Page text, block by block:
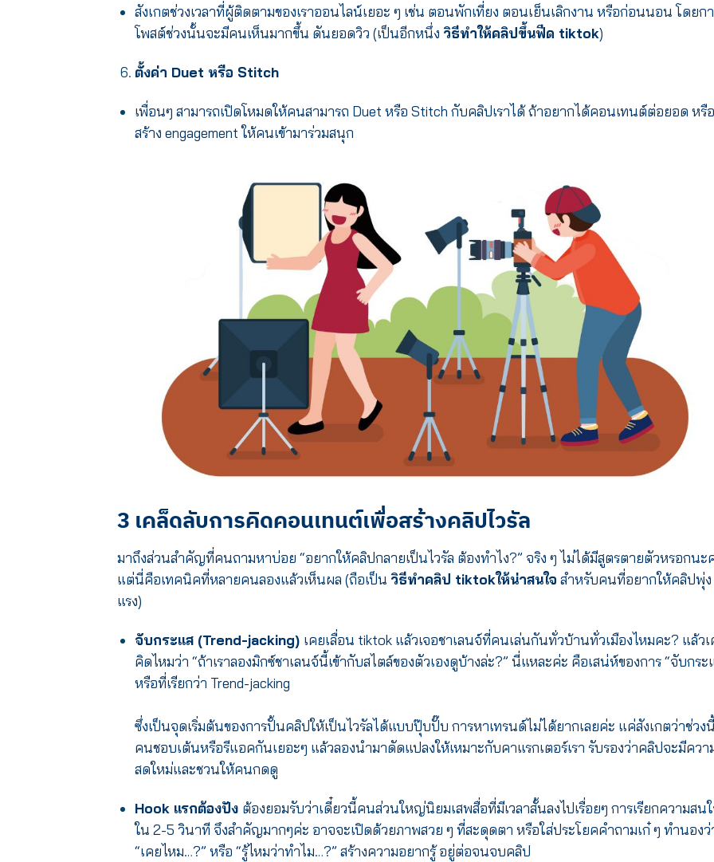
สังเกตช่วงเวลาที่ผู้ติดตามของเราออนไลน์เยอะ ๆ เช่น ตอนพักเที่ยง ตอนเย็นเลิกงาน หรือก่อนนอน โดยก
โพสต์ช่วงนั้นจะมีคนเห็นมากขึ้น ดันยอดวิว (เป็นอีกหนึ่ง วิธีทําให้คลิปขึ้นฟีด tiktok)
ตั้งค่า Duet หรือ Stitch
เพื่อนๆ สามารถเปิดโหมดให้คนสามารถ Duet หรือ Stitch กับคลิปเราได้ ถ้าอยากได้คอนเทนต์ต่อยอด หรื
สร้าง engagement ให้คนเข้ามาร่วมสนุก
3 เคล็ดลับการคิดคอนเทนต์เพื่อสร้างคลิปไวรัล
มาถึงส่วนสำคัญที่คนถามหาบ่อย “อยากให้คลิปกลายเป็นไวรัล ต้องทำไง?” จริง ๆ ไม่ได้มีสูตรตายตัวหรอกนะ
แต่นี่คือเทคนิคที่หลายคนลองแล้วเห็นผล (ถือเป็น วิธีทําคลิป tiktokให้น่าสนใจ สำหรับคนที่อยากให้คลิปพุ่ง
แรง)
จับกระแส (Trend-jacking) เคยเลื่อน tiktok แล้วเจอชาเลนจ์ที่คนเล่นกันทั่วบ้านทั่วเมืองไหมคะ? แล้ว
คิดไหมว่า “ถ้าเราลองมิกซ์ชาเลนจ์นี้เข้ากับสไตล์ของตัวเองดูบ้างล่ะ?” นี่แหละค่ะ คือเสน่ห์ของการ “จับกระ
หรือที่เรียกว่า Trend-jacking
ซึ่งเป็นจุดเริ่มต้นของการปั้นคลิปให้เป็นไวรัลได้แบบปุ๊บปั๊บ การหาเทรนด์ไม่ได้ยากเลยค่ะ แค่สังเกตว่าช่วง
คนชอบเต้นหรือรีแอคกันเยอะๆ แล้วลองนำมาดัดแปลงให้เหมาะกับคาแรกเตอร์เรา รับรองว่าคลิปจะมีควา
สดใหม่และชวนให้คนกดดู
Hook แรกต้องปัง ต้องยอมรับว่าเดี๋ยวนี้คนส่วนใหญ่นิยมเสพสื่อที่มีเวลาสั้นลงไปเรื่อยๆ การเรียกความสน
ใน 2-5 วินาที จึงสำคัญมากๆค่ะ อาจจะเปิดด้วยภาพสวย ๆ ที่สะดุดตา หรือใส่ประโยคคำถามเก๋ ๆ ทำนองว่
“เคยไหม…?” หรือ “รู้ไหมว่าทำไม…?” สร้างความอยากรู้ อยู่ต่อจนจบคลิป